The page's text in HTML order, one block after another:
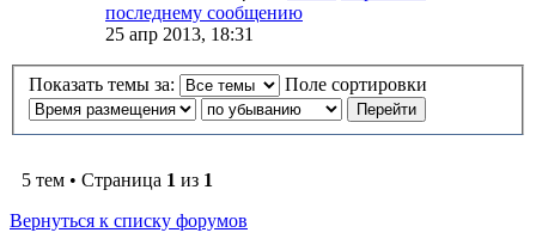
последнему сообщению
25 апр 2013, 18:31
Показать темы за: Поле сортировки
5 тем • Страница 1 из 1
Вернуться к списку форумов